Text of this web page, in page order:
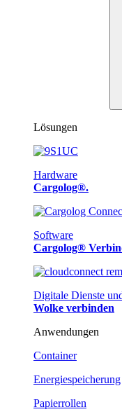
Lösungen
Hardware
Cargolog®.
Software
Cargolog®
Digitale Dienste
Wolke verbinden
Anwendungen
Container
Energiespeicherung
Papierrollen